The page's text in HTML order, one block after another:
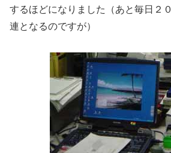
するほどになりました（あと毎日２
連となるのですが）